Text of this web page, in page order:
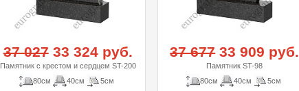
37 02733 324 руб.
Памятник с крестом и сердцем ST-200
80см
40см 5см
37 67733 909 руб.
Памятник ST-98
80см
40см 5см